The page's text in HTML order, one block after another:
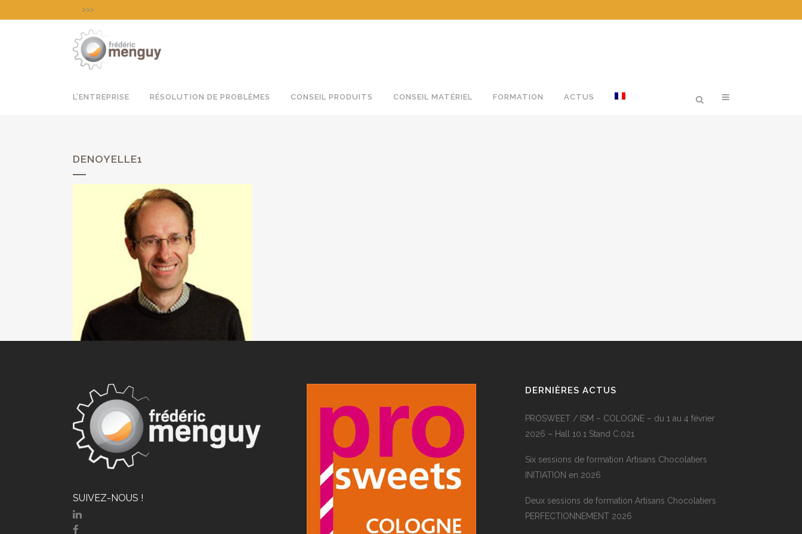
>>>
L’ENTREPRISE RÉSOLUTION DE PROBLÈMES CONSEIL PRODUITS CONSEIL MATÉRIEL FORMATION ACTUS
DENOYELLE1
SUIVEZ-NOUS !
DERNIÈRES ACTUS
PROSWEET / ISM – COLOGNE – du 1 au 4 février
2026 – Hall 10.1 Stand C.021
Six sessions de formation Artisans Chocolatiers
INITIATION en 2026
Deux sessions de formation Artisans Chocolatiers
PERFECTIONNEMENT 2026